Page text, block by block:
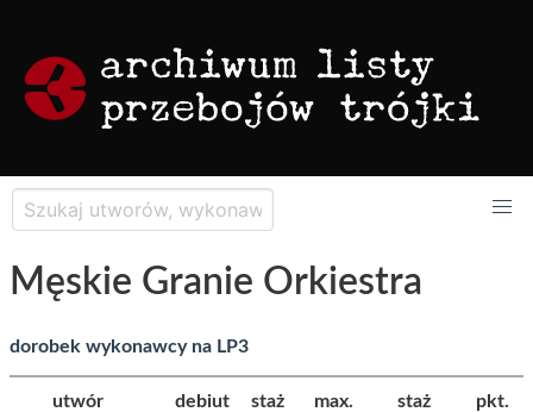
Męskie Granie Orkiestra
dorobek wykonawcy na LP3
utwór debiut staż max.
staż
pkt.